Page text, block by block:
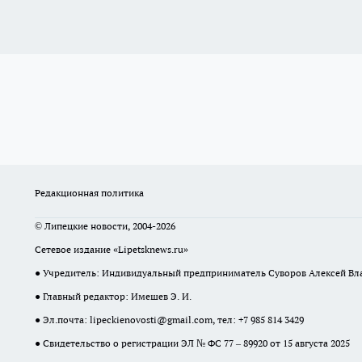
Редакционная политика
© Липецкие новости, 2004-2026
Сетевое издание «Lipetsknews.ru»
● Учредитель: Индивидуальный предприниматель Суворов Алексей
● Главный редактор: Имешев Э. И.
● Эл.почта: lipeckienovosti@gmail.com, тел: +7 985 814 3429
● Свидетельство о регистрации ЭЛ № ФС 77 – 89920 от 15 августа 2025